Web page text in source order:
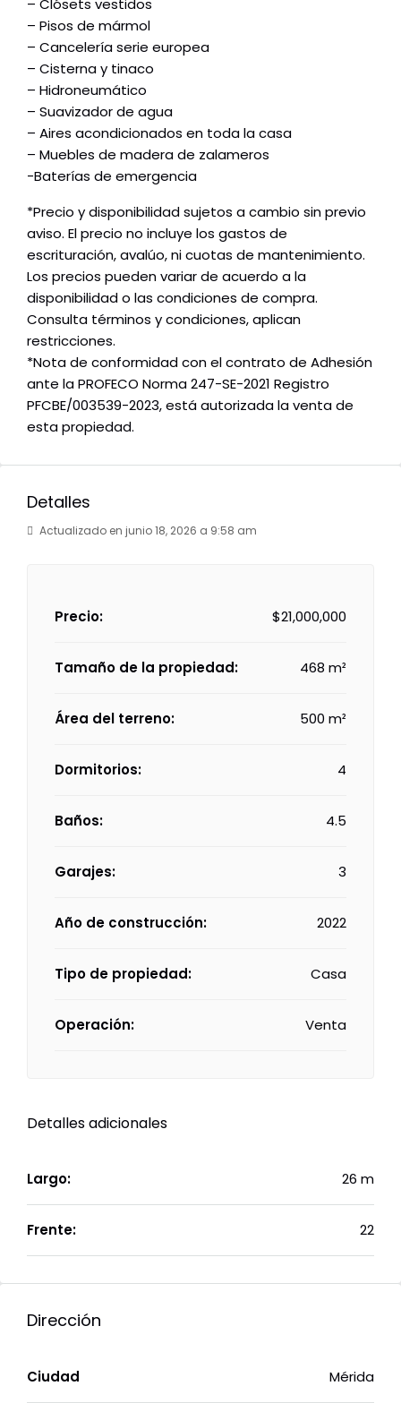
– Clósets vestidos
– Pisos de mármol
– Cancelería serie europea
– Cisterna y tinaco
– Hidroneumático
– Suavizador de agua
– Aires acondicionados en toda la casa
– Muebles de madera de zalameros
-Baterías de emergencia
*Precio y disponibilidad sujetos a cambio sin previo
aviso. El precio no incluye los gastos de
escrituración, avalúo, ni cuotas de mantenimiento.
Los precios pueden variar de acuerdo a la
disponibilidad o las condiciones de compra.
Consulta términos y condiciones, aplican
restricciones.
*Nota de conformidad con el contrato de Adhesión
ante la PROFECO Norma 247-SE-2021 Registro
PFCBE/003539-2023, está autorizada la venta de
esta propiedad.
Detalles
Actualizado en junio 18, 2026 a 9:58 am
Precio: $21,000,000
Tamaño de la propiedad: 468 m²
Área del terreno: 500 m²
Dormitorios: 4
Baños: 4.5
Garajes: 3
Año de construcción: 2022
Tipo de propiedad: Casa
Operación: Venta
Detalles adicionales
Largo: 26 m
Frente: 22
Dirección
Ciudad Mérida